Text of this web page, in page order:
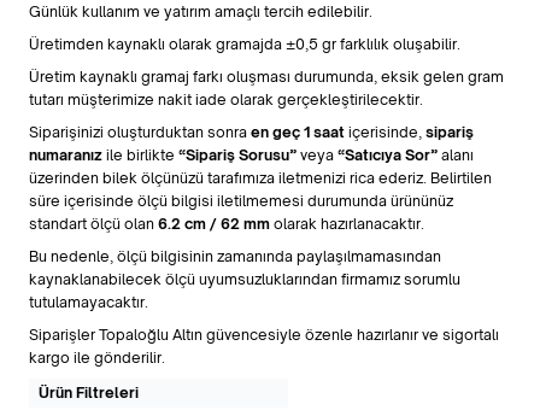
Günlük kullanım ve yatırım amaçlı tercih edilebilir.
Üretimden kaynaklı olarak gramajda ±0,5 gr farklılık oluşabilir.
Üretim kaynaklı gramaj farkı oluşması durumunda, eksik gelen gram
tutarı müşterimize nakit iade olarak gerçekleştirilecektir.
Siparişinizi oluşturduktan sonra en geç 1 saat içerisinde, sipariş
numaranız ile birlikte “Sipariş Sorusu” veya “Satıcıya Sor” alanı
üzerinden bilek ölçünüzü tarafımıza iletmenizi rica ederiz. Belirtilen
süre içerisinde ölçü bilgisi iletilmemesi durumunda ürününüz
standart ölçü olan 6.2 cm / 62 mm olarak hazırlanacaktır.
Bu nedenle, ölçü bilgisinin zamanında paylaşılmamasından
kaynaklanabilecek ölçü uyumsuzluklarından firmamız sorumlu
tutulamayacaktır.
Siparişler Topaloğlu Altın güvencesiyle özenle hazırlanır ve sigortalı
kargo ile gönderilir.
Ürün Filtreleri